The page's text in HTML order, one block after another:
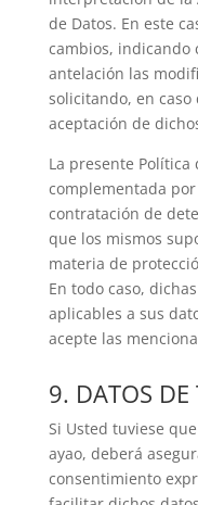
de Datos. En este
cambios, indicando
antelación las
solicitando, en caso
aceptación de
La presente
complementada
contratación de
que los mismos
materia de
En todo caso,
aplicables a sus
acepte las
9. DATOS DE
Si Usted tuviese
ayao, deberá
consentimiento